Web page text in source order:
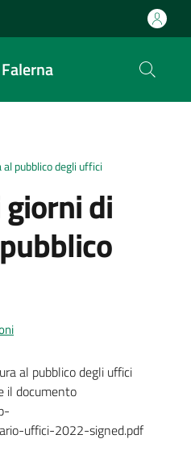
pubblico degli uffici
di
al pubblico degli uffici
il documento
uffici-2022-signed.pdf